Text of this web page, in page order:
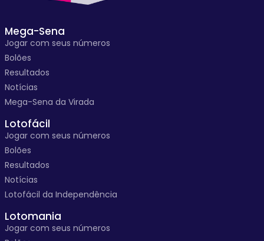
Mega-Sena
Jogar com seus números
Bolões
Resultados
Notícias
Mega-Sena da Virada
Lotofácil
Jogar com seus números
Bolões
Resultados
Notícias
Lotofácil da Independência
Lotomania
Jogar com seus números